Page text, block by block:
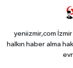
yeniizmir,com
halkın haber alma